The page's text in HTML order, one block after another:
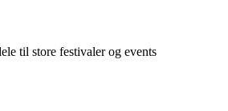
til store festivaler og events